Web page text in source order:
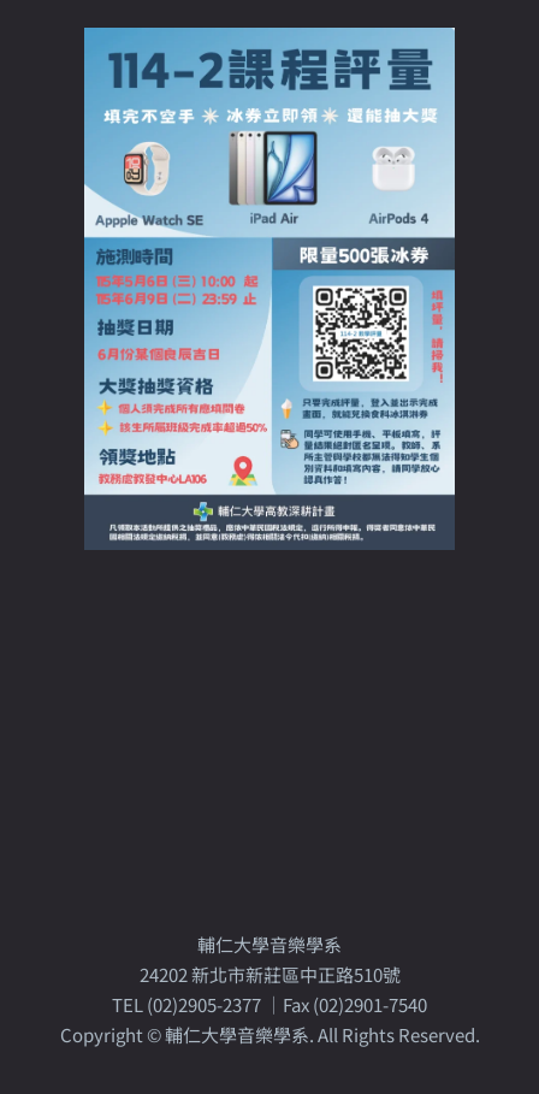
輔仁大學音樂學系
24202 新北市新莊區中正路510號
TEL (02)2905-2377 │Fax (02)2901-7540
Copyright © 輔仁大學音樂學系. All Rights Reserved.